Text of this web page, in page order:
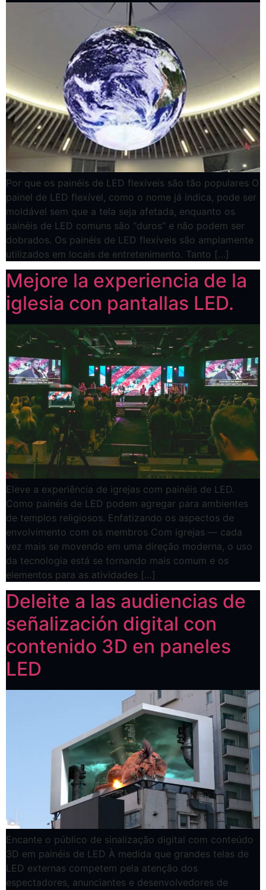
Por que os painéis de LED flexíveis são tão populares O
painel de LED flexível, como o nome já indica, pode ser
moldável sem que a tela seja afetada, enquanto os
painéis de LED comuns são “duros” e não podem ser
dobrados. Os painéis de LED flexíveis são amplamente
utilizados em locais de entretenimento. Tanto […]
Mejore la experiencia de la
iglesia con pantallas LED.
Eleve a experiência de igrejas com painéis de LED.
Como painéis de LED podem agregar para ambientes
de templos religiosos. Enfatizando os aspectos de
envolvimento com os membros Com igrejas — cada
vez mais se movendo em uma direção moderna, o uso
da tecnologia está se tornando mais comum e os
elementos para as atividades […]
Deleite a las audiencias de
señalización digital con
contenido 3D en paneles
LED
Encante o público de sinalização digital com conteúdo
3D em painéis de LED À medida que grandes telas de
LED externas competem pela atenção dos
espectadores, anunciantes e desenvolvedores de